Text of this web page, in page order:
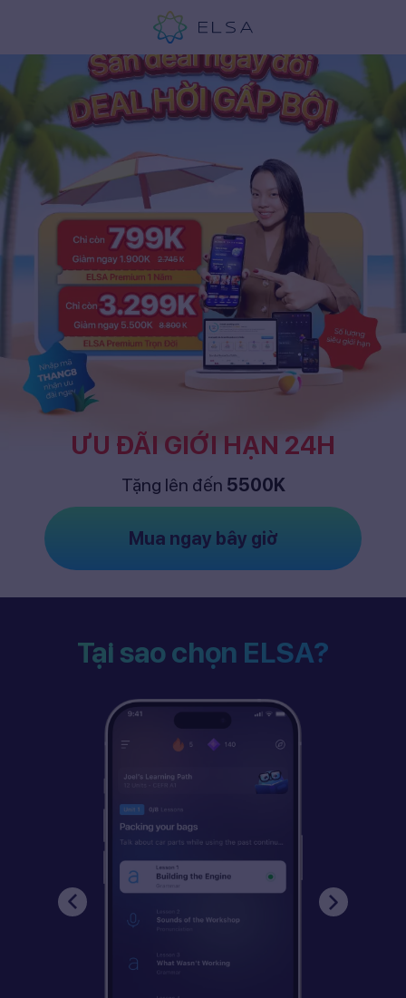
ƯU ĐÃI GIỚI HẠN 24H
Tặng lên đến 5500K
Mua ngay bây giờ
Tại sao chọn ELSA?